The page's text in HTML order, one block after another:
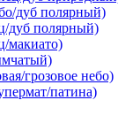
дуб полярный)
дуб полярный)
макиато)
грозовое небо)
патина)